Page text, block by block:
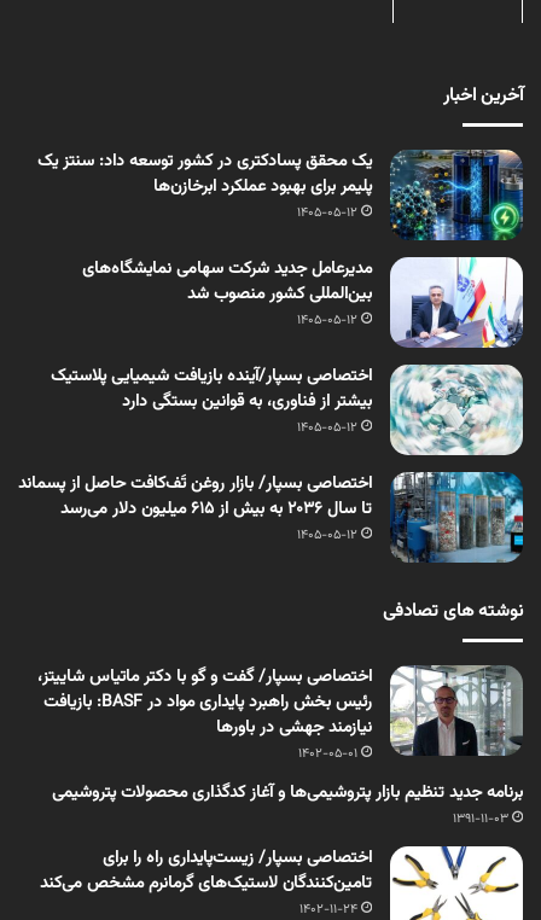
آخرین اخبار
یک محقق پسادکتری در کشور توسعه داد: سنتز یک
پلیمر برای بهبود عملکرد ابرخازن‌ها
1405-05-12
مدیرعامل جدید شرکت سهامی نمایشگاه‌های
بین‌المللی کشور منصوب شد
1405-05-12
اختصاصی بسپار/آینده بازیافت شیمیایی پلاستیک
بیشتر از فناوری، به قوانین بستگی دارد
1405-05-12
اختصاصی بسپار/ بازار روغن تَف‌کافت حاصل از پسماند
تا سال ۲۰۳۶ به بیش از ۶۱۵ میلیون دلار می‌رسد
1405-05-12
نوشته های تصادفی
اختصاصی بسپار/ گفت و گو با دکتر ماتیاس شاییتز،
رئیس بخش راهبرد پایداری مواد در BASF: بازیافت
نیازمند جهشی در باورها
1402-05-01
برنامه جدید تنظیم بازار پتروشیمی‌ها و آغاز کدگذاری محصولات پتروشیمی
1391-11-03
اختصاصی بسپار/ زیست‌‌پایداری راه را برای
تامین‌‌کنندگان لاستیک‌‌های گرمانرم مشخص می‌‌کند
1402-11-24